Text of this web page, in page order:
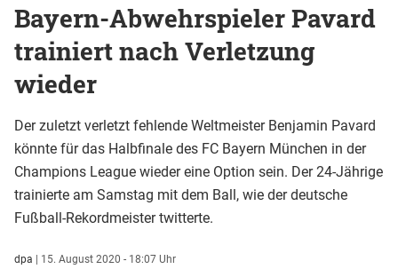
Bayern-Abwehrspieler Pavard
trainiert nach Verletzung
wieder
Der zuletzt verletzt fehlende Weltmeister Benjamin Pavard
könnte für das Halbfinale des FC Bayern München in der
Champions League wieder eine Option sein. Der 24-Jährige
trainierte am Samstag mit dem Ball, wie der deutsche
Fußball-Rekordmeister twitterte.
dpa | 15. August 2020 - 18:07 Uhr